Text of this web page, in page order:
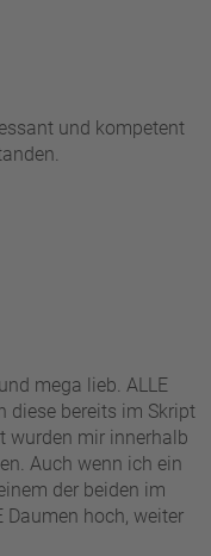
und kompetent
mega lieb. ALLE
diese bereits im Skript
wurden mir innerhalb
Auch wenn ich ein
der beiden im
Daumen hoch, weiter